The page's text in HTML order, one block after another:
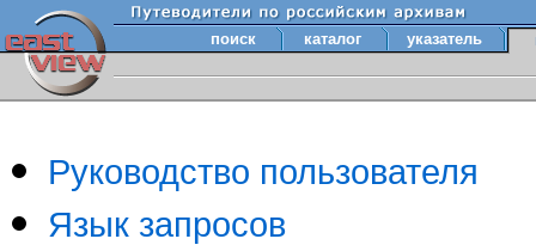
поиск каталог указатель
Руководство пользователя
Язык запросов